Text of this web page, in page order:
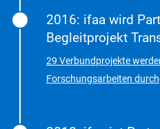
2016: ifaa wird
Begleitprojekt
29 Verbundprojekte
Forschungsarbeiten